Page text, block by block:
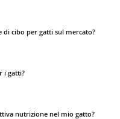
cibo per gatti sul mercato?
i gatti?
nutrizione nel mio gatto?